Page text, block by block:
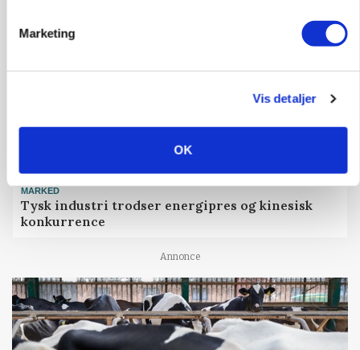
Marketing
Vis detaljer
OK
MARKED
Tysk industri trodser energipres og kinesisk
konkurrence
Annonce